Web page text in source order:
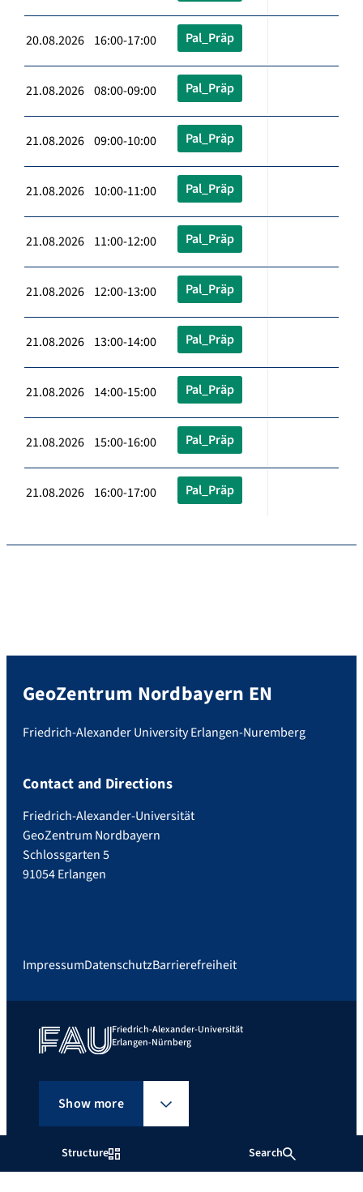
Structure Search
20.08.2026 16:00-17:00 Pal_Präp
21.08.2026 08:00-09:00 Pal_Präp
21.08.2026 09:00-10:00 Pal_Präp
21.08.2026 10:00-11:00 Pal_Präp
21.08.2026 11:00-12:00 Pal_Präp
21.08.2026 12:00-13:00 Pal_Präp
21.08.2026 13:00-14:00 Pal_Präp
21.08.2026 14:00-15:00 Pal_Präp
21.08.2026 15:00-16:00 Pal_Präp
21.08.2026 16:00-17:00 Pal_Präp
GeoZentrum Nordbayern EN
Friedrich-Alexander University Erlangen-Nuremberg
Contact and Directions
Friedrich-Alexander-Universität
GeoZentrum Nordbayern
Schlossgarten 5
91054 Erlangen
ImpressumDatenschutzBarrierefreiheit
Friedrich-Alexander-Universität
Erlangen-Nürnberg
Show more